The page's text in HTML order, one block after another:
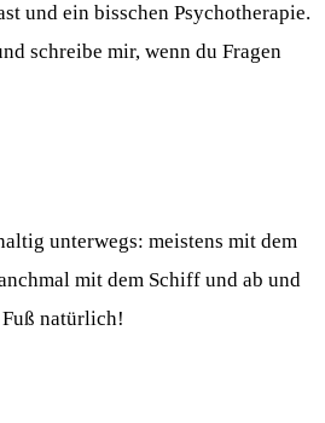
und ein bisschen Psychotherapie.
schreibe mir, wenn du Fragen
unterwegs: meistens mit dem
mit dem Schiff und ab und
natürlich!